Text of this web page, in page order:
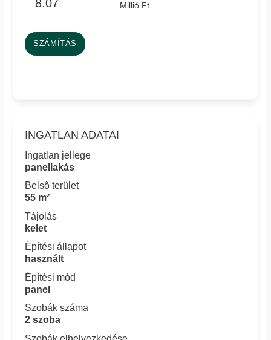
Millió Ft
SZÁMÍTÁS
INGATLAN ADATAI
Ingatlan jellege
panellakás
Belső terület
55 m²
Tájolás
kelet
Építési állapot
használt
Építési mód
panel
Szobák száma
2 szoba